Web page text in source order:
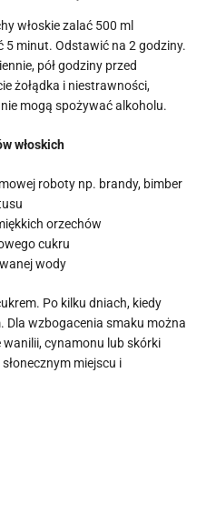
włoskie zalać 500 ml
5 minut. Odstawić na 2 godziny.
pół godziny przed
żołądka i niestrawności,
mogą spożywać alkoholu.
włoskich
roboty np. brandy, bimber
orzechów
cukru
wody
Po kilku dniach, kiedy
Dla wzbogacenia smaku można
cynamonu lub skórki
miejscu i